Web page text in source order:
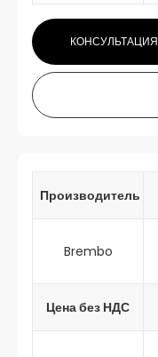
КОНСУЛЬТАЦИЯ
Производитель
Brembo
Цена без НДС